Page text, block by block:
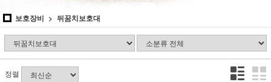
보호장비 뒤꿈치보호대
정렬